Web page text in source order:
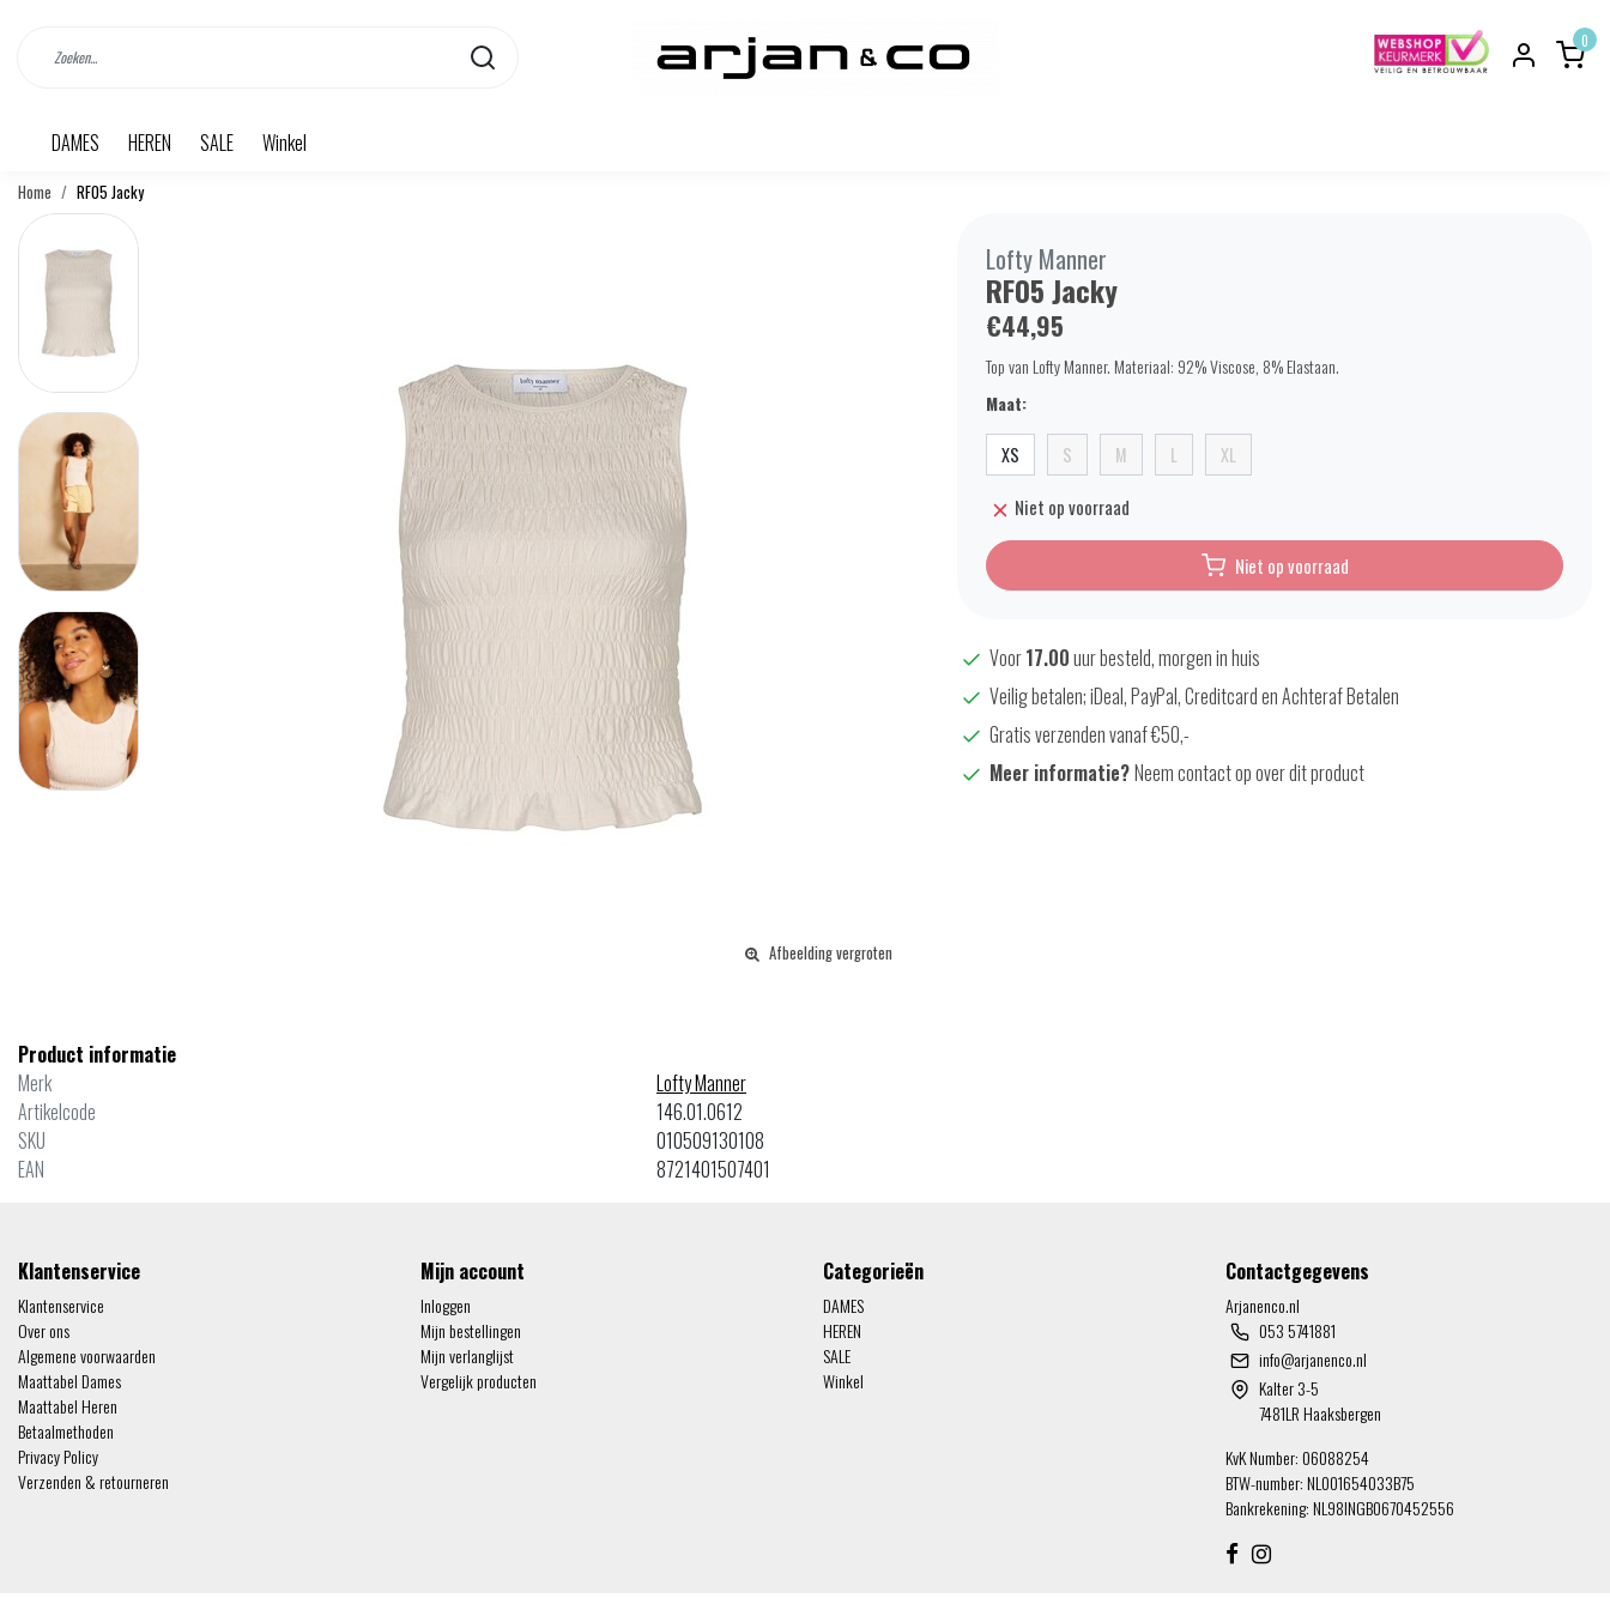
0
DAMES HEREN SALE Winkel
Home RF05 Jacky
Afbeelding vergroten
Lofty Manner
RF05 Jacky
€44,95
Top van Lofty Manner. Materiaal: 92% Viscose, 8% Elastaan.
Maat:
XS S M L XL
Niet op voorraad
Niet op voorraad
Voor17.00uur besteld, morgen in huis
Veilig betalen; iDeal, PayPal, Creditcard en Achteraf Betalen
Gratis verzenden vanaf €50,-
Meer informatie?Neem contact op over dit product
Product informatie
Merk
Lofty Manner
Artikelcode
146.01.0612
SKU
010509130108
EAN
8721401507401
Klantenservice
Klantenservice
Over ons
Algemene voorwaarden
Maattabel Dames
Maattabel Heren
Betaalmethoden
Privacy Policy
Verzenden & retourneren
Mijn account
Inloggen
Mijn bestellingen
Mijn verlanglijst
Vergelijk producten
Categorieën
DAMES
HEREN
SALE
Winkel
Contactgegevens
Arjanenco.nl
053 5741881
info@arjanenco.nl
Kalter 3-5
7481LR Haaksbergen
KvK Number: 06088254
BTW-number: NL001654033B75
Bankrekening: NL98INGB0670452556